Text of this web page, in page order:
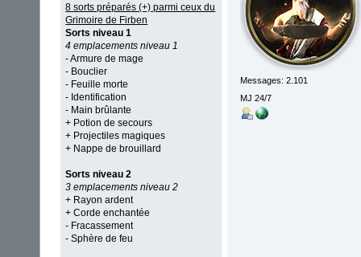
8 sorts préparés (+) parmi ceux du
Grimoire de Firben
Sorts niveau 1
4 emplacements niveau 1
- Armure de mage
- Bouclier
- Feuille morte
- Identification
- Main brûlante
+ Potion de secours
+ Projectiles magiques
+ Nappe de brouillard
Sorts niveau 2
3 emplacements niveau 2
+ Rayon ardent
+ Corde enchantée
- Fracassement
- Sphère de feu
Messages: 2.101
MJ 24/7